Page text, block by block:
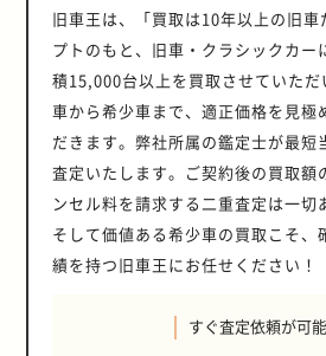
が存在します。ここでは、それぞれ
のケースにおける具体的な修理方法
の流れを解説します。 ドアノブに浅
い傷がついたときの対処法 表面のク
リア層についたごく浅いひっかき傷
能です。その主な方法が、コンパウ
ンドを使った磨き作業です。 コンパ
ウンドは微細な粒子で塗装表面をわ
磨剤です。 ドアノブ周りの砂やホコ
リを水洗いで綺麗に落とし、水分を
少量のコンパウンドをつけ、傷の部
広々と
い積載
ットで
量の荷
トドア
た、当
ンジン
型」や
のトル
行に耐
め、単
るとダメージが拡大する恐れがある
ため、早急な点検が望まれます。 オ
クルマの停車場所にできた赤色や褐
色のオイル染みや、走行中に発生す
る焦げたような甘い匂いは、ミッシ
ョンオイルが漏れているサインで
す。オイル漏れの状態はミッション
に致命的なダメージを与え、焼き付
きや火災につながる恐れがあるた
め、ただちに修理工場で点検を受け
るべきでしょう。 AT（オートマチ
原因 複雑な構造を持つATは、さま
ざまな要因で故障に至ります。ここ
く、ガ
リッド
す。 発
ときな
な場面
め、燃
環境・
なりま
低燃費
安く済
や自動
一定基
対象と
プが点灯・点滅したり、警報音が鳴
ったりすることがあります。 車種に
よっては、ステアリングの位置が指
定されていることがあります。 スマ
ートキーが使用できなくなったとき
でも冷静に対応できるよう、事前に
ジン始動の手順や注意点などを確認
しておきましょう。 警報音が鳴った
場合の対処法 メカニカルキーを使っ
合があります。これは、セキュリテ
法による解錠を異常と検知するため
です。 警報音が鳴ったときは、慌て
がれ・錆び ボディが腐食
剥がれ・
・状態
が早け
ージは
のフン
り早く
を防げ
要なの
固形物
れがあ
いて詳
ングの種類が低速ノッキング、通称
「カーノック」です。ゆっくりとア
クセルを踏み込むときや、低いエン
カラ」「カリカリ」といった軽い音
が発生するのが特徴です。 多くは運
転手の操作ミスにより発生する揺れ
を指しますが、劣化したマウントが
衝撃を吸収できなくなった場合の揺
れもカーノックに分類されます。 デ
トネーション（Detonation） デト
ネーションは、高温・高負荷の状態
火プラグによって正常に始まった燃
焼の火炎が燃え広がる過程で、まだ
部品損
ズレが
入り込
突事故
歪み ・もともと、あるいは修理後の
建付け不良 ・ヒンジなど
経年劣化や
スムー
と感じ
しれません
歪みや
にドア
「浮き
す。キューブは、1998年2月から
2002年10月まで販売されていた、
日産のコンパクトカーです。当時の
マーチをベースに開発され、その名
の通り「箱」をモチーフにしたデザ
インと、広い室内空間が大きな特徴
でした。 今回解禁を迎えたのは、
1999年4月製造の「プレミアム」
で、2024年4月をもって製造から25
年が経過するため、25年ルールの特
例適用となります。また、同年中に
しく個性的なスタイルと実用性は、
った自
除く）
による
可能で
である
は、事
補償で
分のク
が難し
を買い
ます。 車
イプ）
以上買い取ってきた旧車王が、サニ
型モデルの魅力について解説しま
す。特に、世界的に評価の高い日本
の大衆車セダンは、海外で独自の人
を予測する参考情報として役立てて
いただければ幸いです。 【この記事
でわかること】・25年ルールの詳
細・25年ルール解禁でサニーは値上
がりするのか・25年ルールが解禁さ
れるサニー（B15型）の魅力 2025年
B15型）の初期モデルが25年ルール
の原因
ル バッテリーの不調は、電気系統の
中でも
す。エ
動かす
います
で起こ
その対
きまし
テリー
ッテリ
旧車王は、「買取は10年以上の旧車
プトのもと、旧車・クラシックカー
積15,000台以上を買取させていた
車から希少車まで、適正価格を見極
だきます。弊社所属の鑑定士が最短
査定いたします。ご契約後の買取額
ンセル料を請求する二重査定は一切
そして価値ある希少車の買取こそ、
績を持つ旧車王にお任せください！
すぐ査定依頼が可能